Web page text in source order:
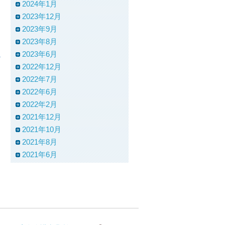
2024年1月
2023年12月
2023年9月
2023年8月
2023年6月
2022年12月
2022年7月
2022年6月
2022年2月
2021年12月
2021年10月
2021年8月
2021年6月